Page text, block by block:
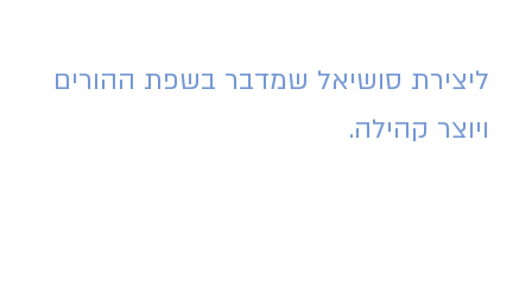
ליצירת סושיאל שמדבר בשפת ההורים
ויוצר קהילה.